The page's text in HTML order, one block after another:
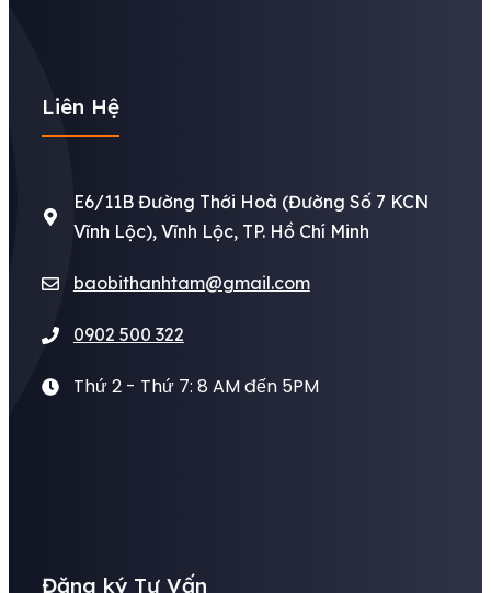
Liên Hệ
E6/11B Đường Thới Hoà (Đường Số 7 KCN
Vĩnh Lộc), Vĩnh Lộc, TP. Hồ Chí Minh
baobithanhtam@gmail.com
0902 500 322
Thứ 2 - Thứ 7: 8 AM đến 5PM
Đăng ký Tư Vấn